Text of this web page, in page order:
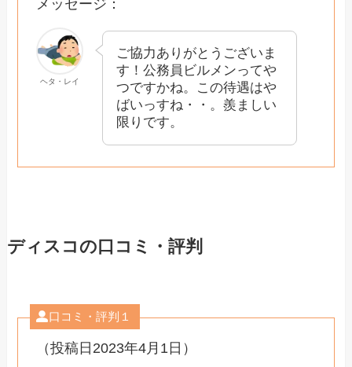
メッセージ：
ヘタ・レイ
ご協力ありがとうございま
す！公務員ビルメンってや
つですかね。この待遇はや
ばいっすね・・。羨ましい
限りです。
ディスコの口コミ・評判
口コミ・評判１
（投稿日2023年4月1日）